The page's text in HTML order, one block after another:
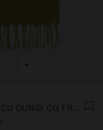
+
PAȘMINA CU DUNGI CU FRANJURI 100% IN